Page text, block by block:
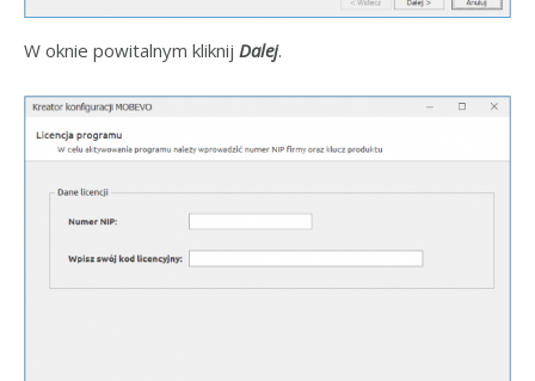
W oknie powitalnym kliknij Dalej.